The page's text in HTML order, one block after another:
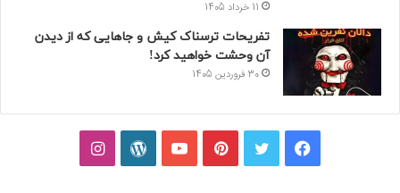
11 خرداد 1405
تفریحات ترسناک کیش و جاهایی که از دیدن
آن وحشت خواهید کرد!
30 فروردین 1405
فیسبوکتوییترپینتریستیوتیوبوردپرساینستاگرام